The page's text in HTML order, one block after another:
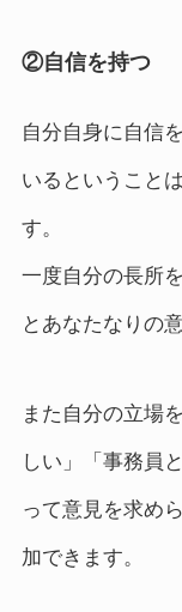
②自信を持つ
自分自身に自信
いるということ
す。
一度自分の長所
とあなたなりの
また自分の立場
しい」「事務員
って意見を求め
加できます。